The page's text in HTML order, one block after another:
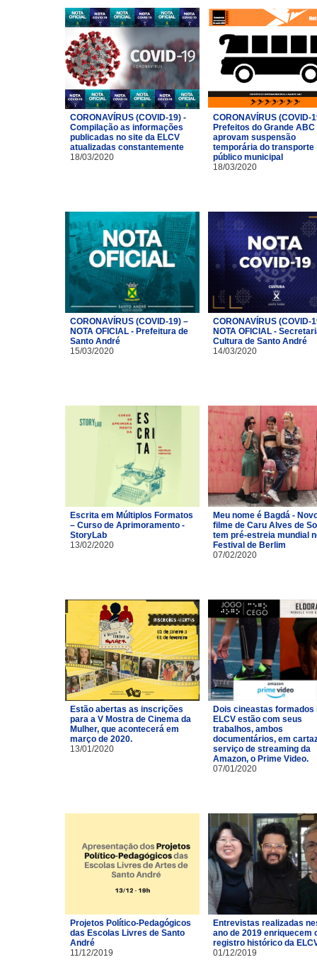
CORONAVÍRUS (COVID-19) -
Compilação as informações
publicadas no site da ELCV
atualizadas constantemente
18/03/2020
CORONAVÍRUS (COVID-
Prefeitos do Grande ABC
aprovam suspensão
temporária do transporte
público municipal
18/03/2020
CORONAVÍRUS (COVID-19) –
NOTA OFICIAL - Prefeitura de
Santo André
15/03/2020
CORONAVÍRUS (COVID-
NOTA OFICIAL -
Cultura de Santo André
14/03/2020
Escrita em Múltiplos Formatos
– Curso de Aprimoramento -
StoryLab
13/02/2020
Meu nome é Bagdá -
filme de Caru Alves de
tem pré-estreia mundial
Festival de Berlim
07/02/2020
Estão abertas as inscrições
para a V Mostra de Cinema da
Mulher, que acontecerá em
março de 2020.
13/01/2020
Dois cineastas formados
ELCV estão com seus
trabalhos, ambos
documentários, em
serviço de streaming da
Amazon, o Prime Video.
07/01/2020
Projetos Político-Pedagógicos
das Escolas Livres de Santo
André
11/12/2019
Entrevistas realizadas
ano de 2019 enriquecem
registro histórico da
01/12/2019